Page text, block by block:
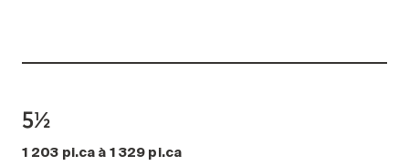
5½
1 203 pi.ca à 1 329 pi.ca